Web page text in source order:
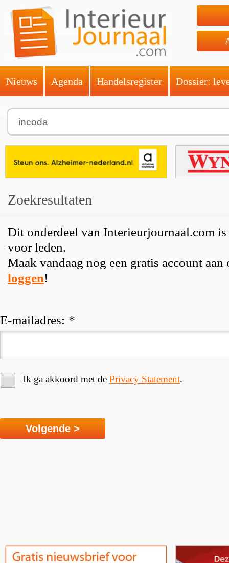
Nieuws Agenda Handelsregister Dossier:
Zoekresultaten
Dit onderdeel van Interieurjournaal.com
voor leden.
Maak vandaag nog een gratis account
loggen!
E-mailadres: *
Ik ga akkoord met de Privacy Statement.